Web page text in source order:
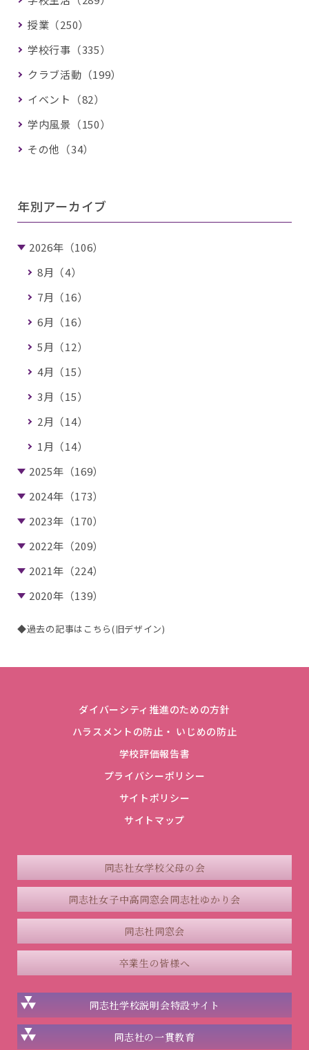
授業（250）
学校行事（335）
クラブ活動（199）
イベント（82）
学内風景（150）
その他（34）
年別アーカイブ
2026年（106）
8月（4）
7月（16）
6月（16）
5月（12）
4月（15）
3月（15）
2月（14）
1月（14）
2025年（169）
2024年（173）
2023年（170）
2022年（209）
2021年（224）
2020年（139）
◆過去の記事はこちら(旧デザイン)
ダイバーシティ推進のための方針
ハラスメントの防止・ いじめの防止
学校評価報告書
プライバシーポリシー
サイトポリシー
サイトマップ
同志社女学校父母の会
同志社女子中高同窓会同志社ゆかり会
同志社同窓会
卒業生の皆様へ
同志社学校説明会特設サイト
同志社の一貫教育